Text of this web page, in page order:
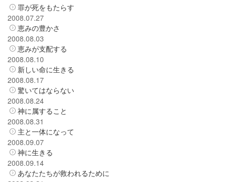
罪が死をもたらす
2008.07.27
恵みの豊かさ
2008.08.03
恵みが支配する
2008.08.10
新しい命に生きる
2008.08.17
驚いてはならない
2008.08.24
神に属すること
2008.08.31
主と一体になって
2008.09.07
神に生きる
2008.09.14
あなたたちが救われるために